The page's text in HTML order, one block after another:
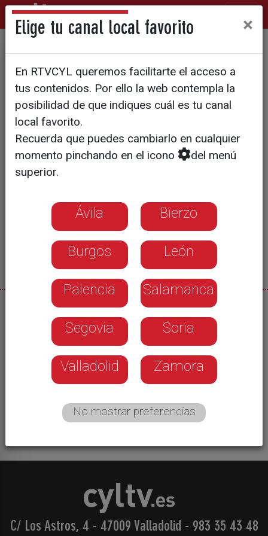
Todavía hay puntos calientes
en zonas de difícil acceso
30/09/2025
El incendio de Cerezo de Arriba se mantiene en
índice de gravedad 2 por precaución, dado que
todavía hay puntos calientes en zonas de difícil
acceso. Pero los trabajos marchan bien y ahora
de La Pinilla.
C/ Los Astros, 4 - 47009 Valladolid - 983 35 43 48
Elige tu canal local favorito ×
En RTVCYL queremos facilitarte el acceso a
tus contenidos. Por ello la web contempla la
posibilidad de que indiques cuál es tu canal
local favorito.
Recuerda que puedes cambiarlo en cualquier
momento pinchando en el icono
del menú
superior.
Ávila Bierzo
Burgos León
Palencia Salamanca
Segovia Soria
Valladolid Zamora
No mostrar preferencias